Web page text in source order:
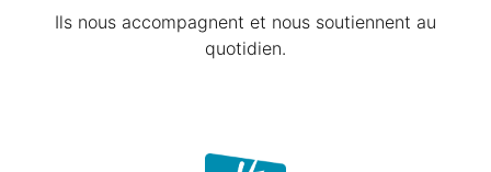
Ils nous accompagnent et nous soutiennent au
quotidien.